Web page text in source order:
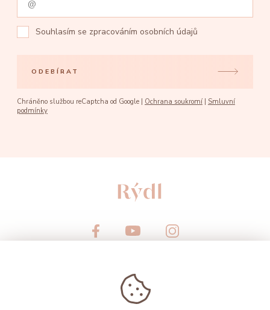
Souhlasím se zpracováním osobních údajů
ODEBÍRAT
Chráněno službou reCaptcha od Google | Ochrana soukromí | Smluvní
podmínky